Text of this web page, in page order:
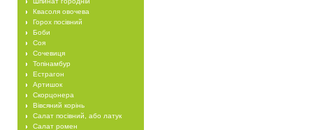
Квасоля овочева
Горох посівний
Боби
Соя
Сочевиця
Топінамбур
Естрагон
Артишок
Скорцонера
Вівсяний корінь
Салат посівний, або латук
Салат ромен